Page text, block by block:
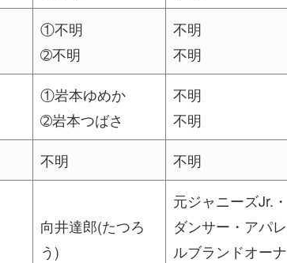
①不明
➁不明
不明
不明
①岩本ゆめか
➁岩本つばさ
不明
不明
不明 不明
向井達郎(たつろ
う)
元ジャニーズJr.・
ダンサー・アパレ
ルブランドオーナ